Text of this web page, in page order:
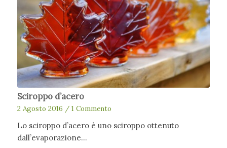
Sciroppo d’acero
2 Agosto 2016 / 1 Commento
Lo sciroppo d’acero è uno sciroppo ottenuto
dall’evaporazione…